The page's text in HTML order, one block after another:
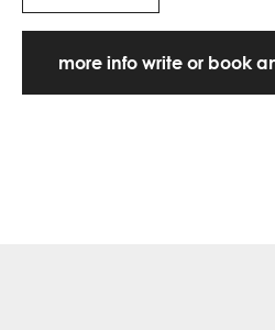
more info write or book